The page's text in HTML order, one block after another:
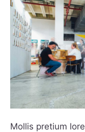
Mollis pretium